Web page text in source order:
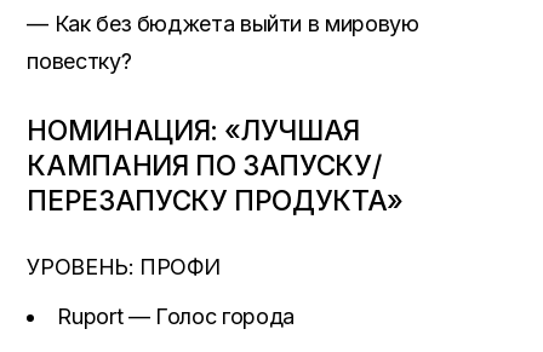
— Как без бюджета выйти в мировую
повестку?
НОМИНАЦИЯ: «ЛУЧШАЯ
КАМПАНИЯ ПО ЗАПУСКУ/
ПЕРЕЗАПУСКУ ПРОДУКТА»
УРОВЕНЬ: ПРОФИ
Ruport — Голос города